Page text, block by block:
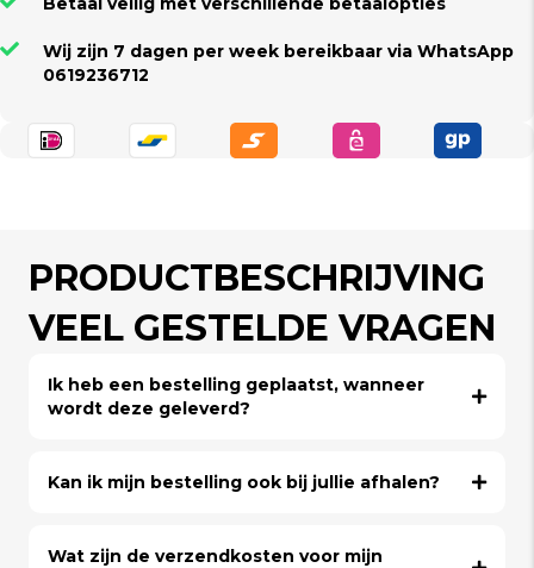
Wij zijn 7 dagen per week bereikbaar via WhatsApp
0619236712
PRODUCTBESCHRIJVING
VEEL GESTELDE VRAGEN
Ik heb een bestelling geplaatst, wanneer
wordt deze geleverd?
Kan ik mijn bestelling ook bij jullie afhalen?
Wat zijn de verzendkosten voor mijn